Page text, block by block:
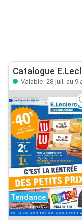
Catalogue
Valable: 28 juil. au 9
Tendance